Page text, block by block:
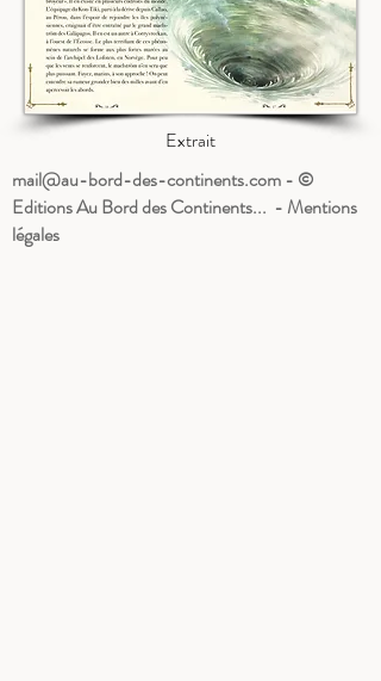
Extrait
mail@au-bord-des-continents.com - ©
Editions Au Bord des Continents... - Mentions
légales